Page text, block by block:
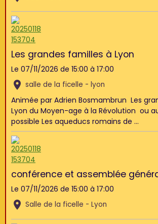
Les grandes familles à Lyon
Le 07/11/2026 de 15:00 à 17:00
salle de la ficelle - lyon
Animée par Adrien Bosmambrun Les
Lyon du Moyen-age à la Révolution ou
possible Les aqueducs romains de ...
conférence et assemblée
Le 07/11/2026 de 15:00 à 17:00
Salle de la ficelle - Lyon